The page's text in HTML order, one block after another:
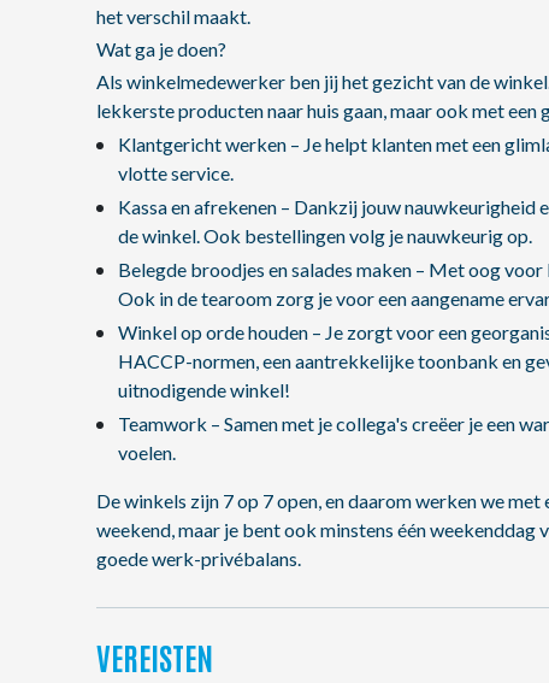
het verschil maakt.
Wat ga je doen?
Als winkelmedewerker ben jij het gezicht van de
lekkerste producten naar huis gaan, maar ook met een
Klantgericht werken – Je helpt klanten met een
vlotte service.
Kassa en afrekenen – Dankzij jouw
de winkel. Ook bestellingen volg je nauwkeurig op.
Belegde broodjes en salades maken – Met oog
Ook in de tearoom zorg je voor een aangename
Winkel op orde houden – Je zorgt voor een
HACCP-normen, een aantrekkelijke toonbank en
uitnodigende winkel!
Teamwork – Samen met je collega's creëer je een
voelen.
De winkels zijn 7 op 7 open, en daarom werken we
weekend, maar je bent ook minstens één weekenddag
goede werk-privébalans.
VEREISTEN